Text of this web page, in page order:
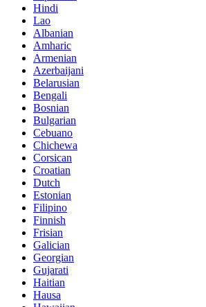
Hindi
Lao
Albanian
Amharic
Armenian
Azerbaijani
Belarusian
Bengali
Bosnian
Bulgarian
Cebuano
Chichewa
Corsican
Croatian
Dutch
Estonian
Filipino
Finnish
Frisian
Galician
Georgian
Gujarati
Haitian
Hausa